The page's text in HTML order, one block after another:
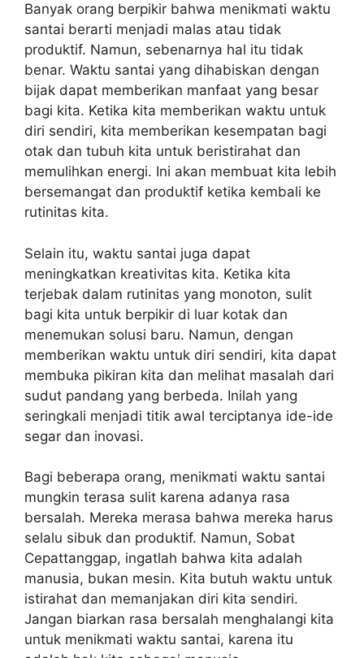
Banyak orang berpikir bahwa menikmati waktu
santai berarti menjadi malas atau tidak
produktif. Namun, sebenarnya hal itu tidak
benar. Waktu santai yang dihabiskan dengan
bijak dapat memberikan manfaat yang besar
bagi kita. Ketika kita memberikan waktu untuk
diri sendiri, kita memberikan kesempatan bagi
otak dan tubuh kita untuk beristirahat dan
memulihkan energi. Ini akan membuat kita lebih
bersemangat dan produktif ketika kembali ke
rutinitas kita.
Selain itu, waktu santai juga dapat
meningkatkan kreativitas kita. Ketika kita
terjebak dalam rutinitas yang monoton, sulit
bagi kita untuk berpikir di luar kotak dan
menemukan solusi baru. Namun, dengan
memberikan waktu untuk diri sendiri, kita dapat
membuka pikiran kita dan melihat masalah dari
sudut pandang yang berbeda. Inilah yang
seringkali menjadi titik awal terciptanya ide-ide
segar dan inovasi.
Bagi beberapa orang, menikmati waktu santai
mungkin terasa sulit karena adanya rasa
bersalah. Mereka merasa bahwa mereka harus
selalu sibuk dan produktif. Namun, Sobat
Cepattanggap, ingatlah bahwa kita adalah
manusia, bukan mesin. Kita butuh waktu untuk
istirahat dan memanjakan diri kita sendiri.
Jangan biarkan rasa bersalah menghalangi kita
untuk menikmati waktu santai, karena itu